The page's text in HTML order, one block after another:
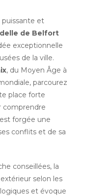
puissante et
de Belfort
exceptionnelle
de la ville.
, du Moyen Âge à
parcourez
place forte
comprendre
forgée une
conflits et de sa
conseillées, la
selon les
et évoque